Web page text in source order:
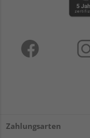
Zahlungsarten